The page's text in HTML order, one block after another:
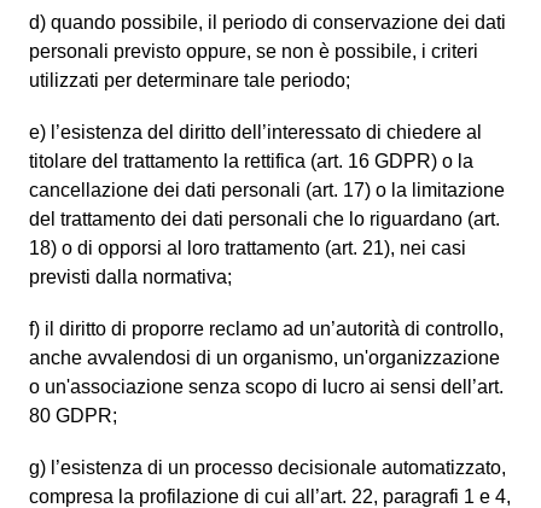
d) quando possibile, il periodo di conservazione dei dati
personali previsto oppure, se non è possibile, i criteri
utilizzati per determinare tale periodo;
e) l’esistenza del diritto dell’interessato di chiedere al
titolare del trattamento la rettifica (art. 16 GDPR) o la
cancellazione dei dati personali (art. 17) o la limitazione
del trattamento dei dati personali che lo riguardano (art.
18) o di opporsi al loro trattamento (art. 21), nei casi
previsti dalla normativa;
f) il diritto di proporre reclamo ad un’autorità di controllo,
anche avvalendosi di un organismo, un'organizzazione
o un'associazione senza scopo di lucro ai sensi dell’art.
80 GDPR;
g) l’esistenza di un processo decisionale automatizzato,
compresa la profilazione di cui all’art. 22, paragrafi 1 e 4,